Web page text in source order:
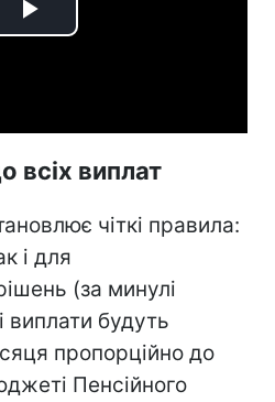
Play
всіх виплат
чіткі правила:
і для
(за минулі
виплати будуть
пропорційно до
Пенсійного